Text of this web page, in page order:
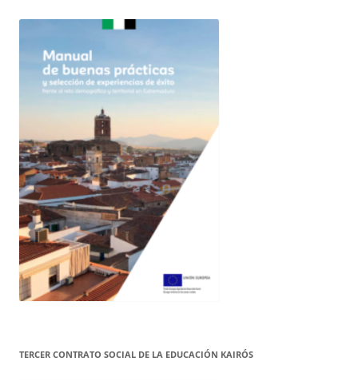
TERCER CONTRATO SOCIAL DE LA EDUCACIÓN KAIRÓS